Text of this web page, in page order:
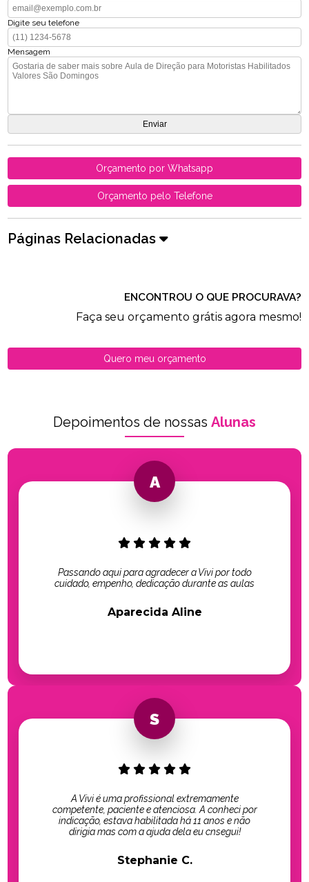
Digite seu telefone
Mensagem
Orçamento por Whatsapp
Orçamento pelo Telefone
Páginas Relacionadas
ENCONTROU O QUE PROCURAVA?
Faça seu orçamento grátis agora mesmo!
Quero meu orçamento
Depoimentos de nossas Alunas
Passando aqui para agradecer a Vivi por todo
cuidado, empenho, dedicação durante as aulas
Aparecida Aline
A Vivi é uma profissional extremamente
competente, paciente e atenciosa. A conheci por
indicação, estava habilitada há 11 anos e não
dirigia mas com a ajuda dela eu cnsegui!
Stephanie C.